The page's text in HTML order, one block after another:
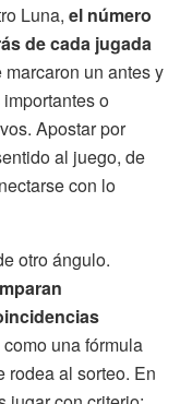
Luna, el número
de cada jugada
marcaron un antes y
o
Apostar por
al juego, de
con lo
otro ángulo.
como una fórmula
rodea al sorteo. En